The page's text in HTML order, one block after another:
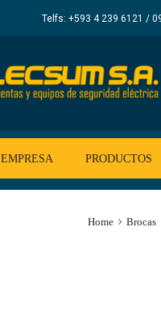
Telfs: +593 4 239 6121 /
EMPRESA PRODUCTOS
Home Brocas